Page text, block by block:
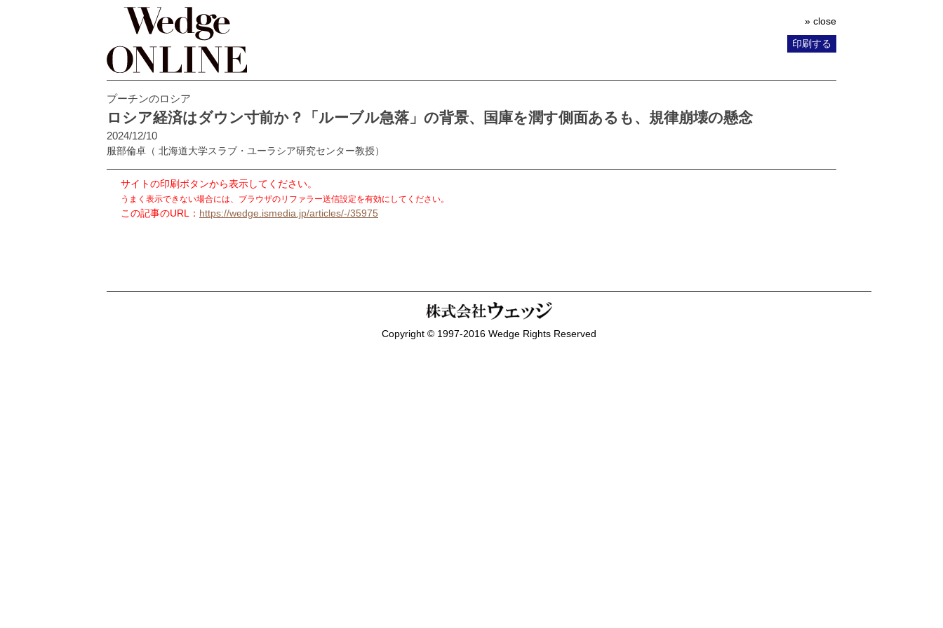
» close
印刷する
プーチンのロシア
ロシア経済はダウン寸前か？「ルーブル急落」の背景、国庫を潤す側面あるも、規律崩壊の懸念
2024/12/10
服部倫卓 （ 北海道大学スラブ・ユーラシア研究センター教授）
サイトの印刷ボタンから表示してください。
うまく表示できない場合には、ブラウザのリファラー送信設定を有効にしてください。
この記事のURL： https://wedge.ismedia.jp/articles/-/35975
Copyright © 1997-2016 Wedge Rights Reserved